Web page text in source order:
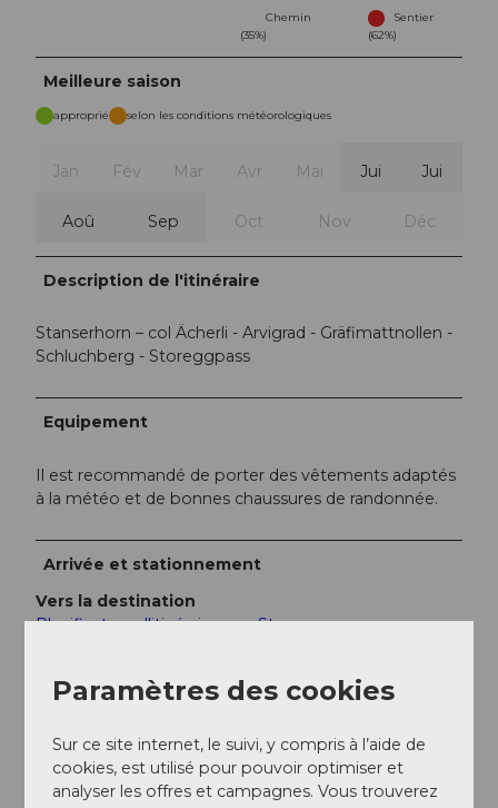
Chemin
(35%)
Sentier
(62%)
Meilleure saison
approprié selon les conditions météorologiques
Jan Fév Mar Avr Mai Jui Jui
Aoû Sep Oct Nov Déc
Description de l'itinéraire
Stanserhorn – col Ächerli - Arvigrad - Gräfimattnollen -
Schluchberg - Storeggpass
Equipement
Il est recommandé de porter des vêtements adaptés
à la météo et de bonnes chaussures de randonnée.
Arrivée et stationnement
Vers la destination
Planificateur d'itinéraire vers Stans
Offre de stationnement à Stans
Horaire SBB
Informations supplémentaires / Liens
Paramètres des cookies
Sur ce site internet, le suivi, y compris à l’aide de
cookies, est utilisé pour pouvoir optimiser et
analyser les offres et campagnes. Vous trouverez